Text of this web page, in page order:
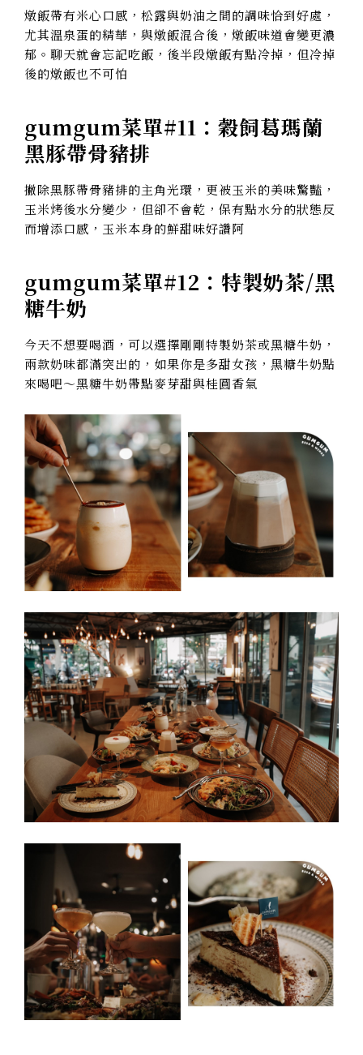
燉飯帶有米心口感，松露與奶油之間的調味恰到好處，
尤其溫泉蛋的精華，與燉飯混合後，燉飯味道會變更濃
郁。聊天就會忘記吃飯，後半段燉飯有點冷掉，但冷掉
後的燉飯也不可怕
gumgum菜單#11： 穀飼葛瑪蘭
黑豚帶骨豬排
撇除黑豚帶骨豬排的主角光環，更被玉米的美味驚豔，
玉米烤後水分變少，但卻不會乾，保有點水分的狀態反
而增添口感，玉米本身的鮮甜味好讚阿
gumgum菜單#12：特製奶茶/黑
糖牛奶
今天不想要喝酒，可以選擇剛剛特製奶茶或黑糖牛奶，
兩款奶味都滿突出的，如果你是多甜女孩，黑糖牛奶點
來喝吧～黑糖牛奶帶點麥芽甜與桂圓香氣